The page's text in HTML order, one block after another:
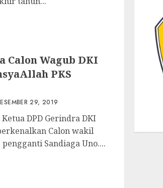
Calon Wagub DKI
PKS
29, 2019
DPD Gerindra DKI
Calon wakil
Sandiaga Uno....